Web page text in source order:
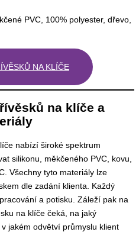
PVC, 100% polyester, dřevo,
NA KLÍČE
na klíče a
nabízí široké spektrum
silikonu, měkčeného PVC, kovu,
Všechny tyto materiály lze
dle zadání klienta. Každý
a potisku. Záleží pak na
na klíče čeká, na jaký
jakém odvětví průmyslu klient